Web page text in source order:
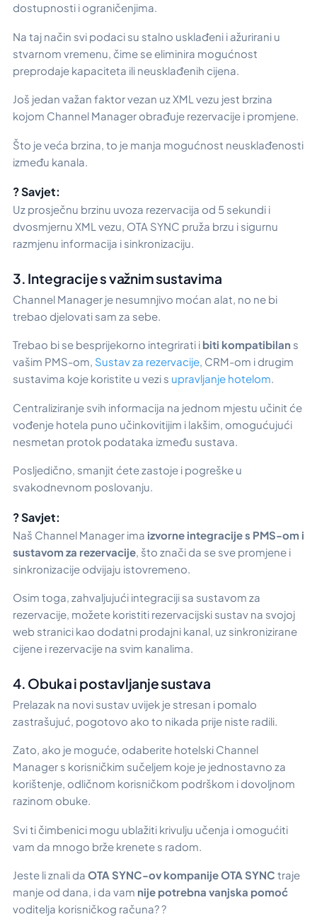
dostupnosti i ograničenjima.
Na taj način svi podaci su stalno usklađeni i ažurirani u
stvarnom vremenu, čime se eliminira mogućnost
preprodaje kapaciteta ili neusklađenih cijena.
Još jedan važan faktor vezan uz XML vezu jest brzina
kojom Channel Manager obrađuje rezervacije i promjene.
Što je veća brzina, to je manja mogućnost neusklađenosti
između kanala.
? Savjet:
Uz prosječnu brzinu uvoza rezervacija od 5 sekundi i
dvosmjernu XML vezu, OTA SYNC pruža brzu i sigurnu
razmjenu informacija i sinkronizaciju.
3. Integracije s važnim sustavima
Channel Manager je nesumnjivo moćan alat, no ne bi
trebao djelovati sam za sebe.
Trebao bi se besprijekorno integrirati i biti kompatibilan s
vašim PMS-om, Sustav za rezervacije, CRM-om i drugim
sustavima koje koristite u vezi s upravljanje hotelom.
Centraliziranje svih informacija na jednom mjestu učinit će
vođenje hotela puno učinkovitijim i lakšim, omogućujući
nesmetan protok podataka između sustava.
Posljedično, smanjit ćete zastoje i pogreške u
svakodnevnom poslovanju.
? Savjet:
Naš Channel Manager ima izvorne integracije s PMS-om i
sustavom za rezervacije , što znači da se sve promjene i
sinkronizacije odvijaju istovremeno.
Osim toga, zahvaljujući integraciji sa sustavom za
rezervacije, možete koristiti rezervacijski sustav na svojoj
web stranici kao dodatni prodajni kanal, uz sinkronizirane
cijene i rezervacije na svim kanalima.
4. Obuka i postavljanje sustava
Prelazak na novi sustav uvijek je stresan i pomalo
zastrašujuć, pogotovo ako to nikada prije niste radili.
Zato, ako je moguće, odaberite hotelski Channel
Manager s korisničkim sučeljem koje je jednostavno za
korištenje, odličnom korisničkom podrškom i dovoljnom
razinom obuke.
Svi ti čimbenici mogu ublažiti krivulju učenja i omogućiti
vam da mnogo brže krenete s radom.
Jeste li znali da OTA SYNC-ov kompanije OTA SYNC traje
manje od dana, i da vam nije potrebna vanjska pomoć
voditelja korisničkog računa? ?